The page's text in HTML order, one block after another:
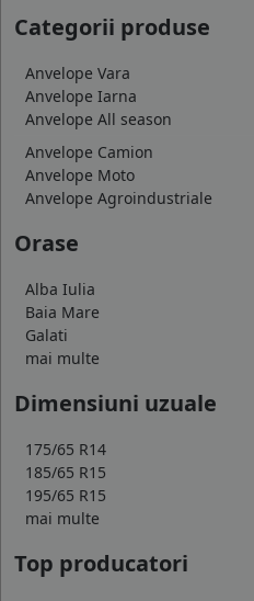
Categorii produse
Anvelope Vara
Anvelope Iarna
Anvelope All season
Anvelope Camion
Anvelope Moto
Anvelope Agroindustriale
Orase
Alba Iulia
Baia Mare
Galati
mai multe
Dimensiuni uzuale
175/65 R14
185/65 R15
195/65 R15
mai multe
Top producatori